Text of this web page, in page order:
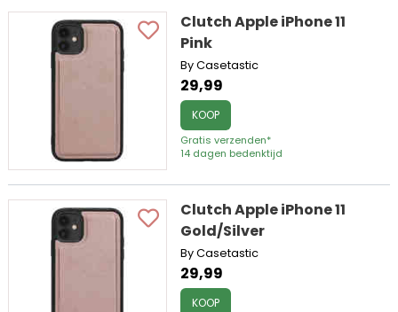
Clutch Apple iPhone 11
Pink
By Casetastic
29,99
KOOP
Gratis verzenden*
14 dagen bedenktijd
Clutch Apple iPhone 11
Gold/Silver
By Casetastic
29,99
KOOP